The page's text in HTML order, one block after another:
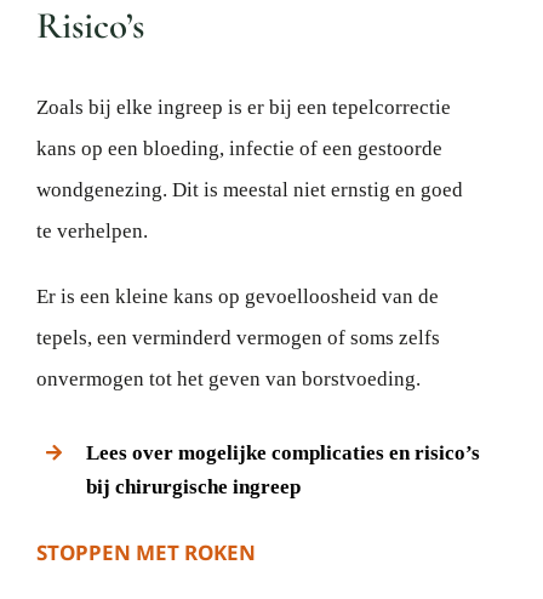
Risico’s
Zoals bij elke ingreep is er bij een tepelcorrectie
kans op een bloeding, infectie of een gestoorde
wondgenezing. Dit is meestal niet ernstig en goed
te verhelpen.
Er is een kleine kans op gevoelloosheid van de
tepels, een verminderd vermogen of soms zelfs
onvermogen tot het geven van borstvoeding.
Lees over mogelijke complicaties en risico’s
bij chirurgische ingreep
STOPPEN MET ROKEN